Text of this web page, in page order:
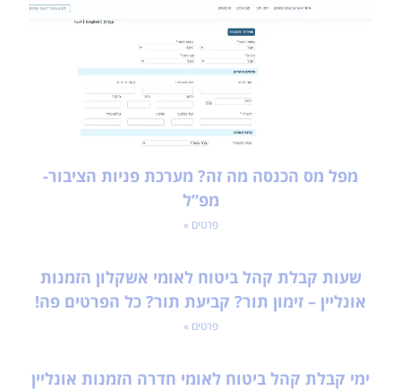
מפל מס הכנסה מה זה? מערכת פניות הציבור-
מפ”ל
פרטים »
שעות קבלת קהל ביטוח לאומי אשקלון הזמנות
אונליין – זימון תור? קביעת תור? כל הפרטים פה!
פרטים »
ימי קבלת קהל ביטוח לאומי חדרה הזמנות אונליין